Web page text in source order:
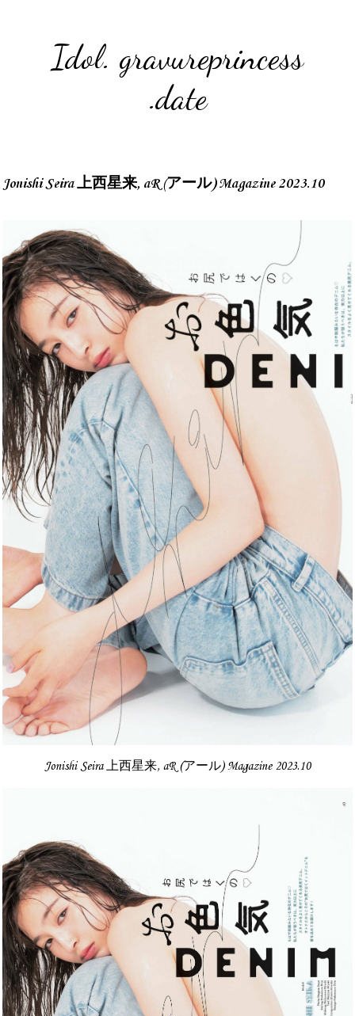
Idol. gravureprincess
.date
Jonishi Seira 上西星来, aR (アール) Magazine 2023.10
Jonishi Seira 上西星来, aR (アール) Magazine 2023.10